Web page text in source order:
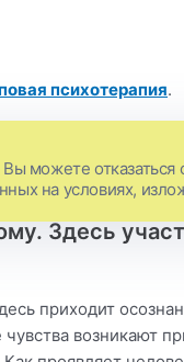
психотерапия.
приобретает
Здесь
приходит
возникают
можете отказаться
на условиях,